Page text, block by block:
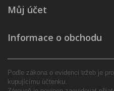
Můj účet
Informace o obchodu
Podle zákona o evidenci tržeb je
kupujícímu účtenku.